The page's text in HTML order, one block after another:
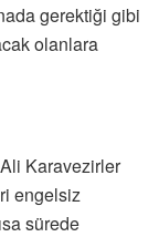
gerektiği gibi
olanlara
Karavezirler
engelsiz
sürede